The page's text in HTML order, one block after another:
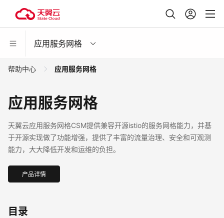
应用服务网格
帮助中心 应用服务网格
应用服务网格
天翼云应用服务网格CSM提供兼容开源istio的服务网格能力，并基
于开源实现做了功能增强，提供了丰富的流量治理、安全和可观测
能力，大大降低开发和运维的负担。
产品详情
目录